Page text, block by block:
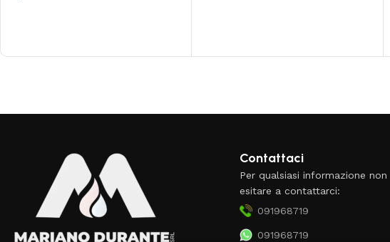
Contattaci
Per qualsiasi informazione non
esitare a contattarci:
091968719
091968719